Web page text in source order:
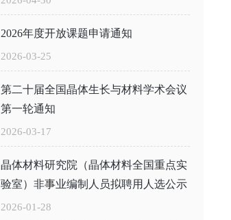
2026年度开放课题申请通知
2026-03-25
第二十届全国晶体生长与材料学术会议
第一轮通知
2026-03-17
晶体材料研究院（晶体材料全国重点实
验室）非事业编制人员拟聘用人选公示
2026-01-28